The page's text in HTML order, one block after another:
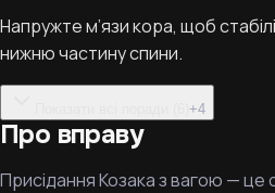
Напружте м’язи кора, щоб
нижню частину спини.
+4
Про вправу
Присідання Козака з вагою —